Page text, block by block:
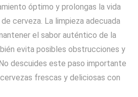
óptimo y prolongas la vida
cerveza. La limpieza adecuada
el sabor auténtico de la
evita posibles obstrucciones y
descuides este paso importante
frescas y deliciosas con